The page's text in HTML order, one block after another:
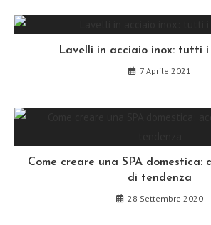
Lavelli in acciaio inox: tutti
7 Aprile 2021
Come creare una SPA domestica:
di tendenza
28 Settembre 2020